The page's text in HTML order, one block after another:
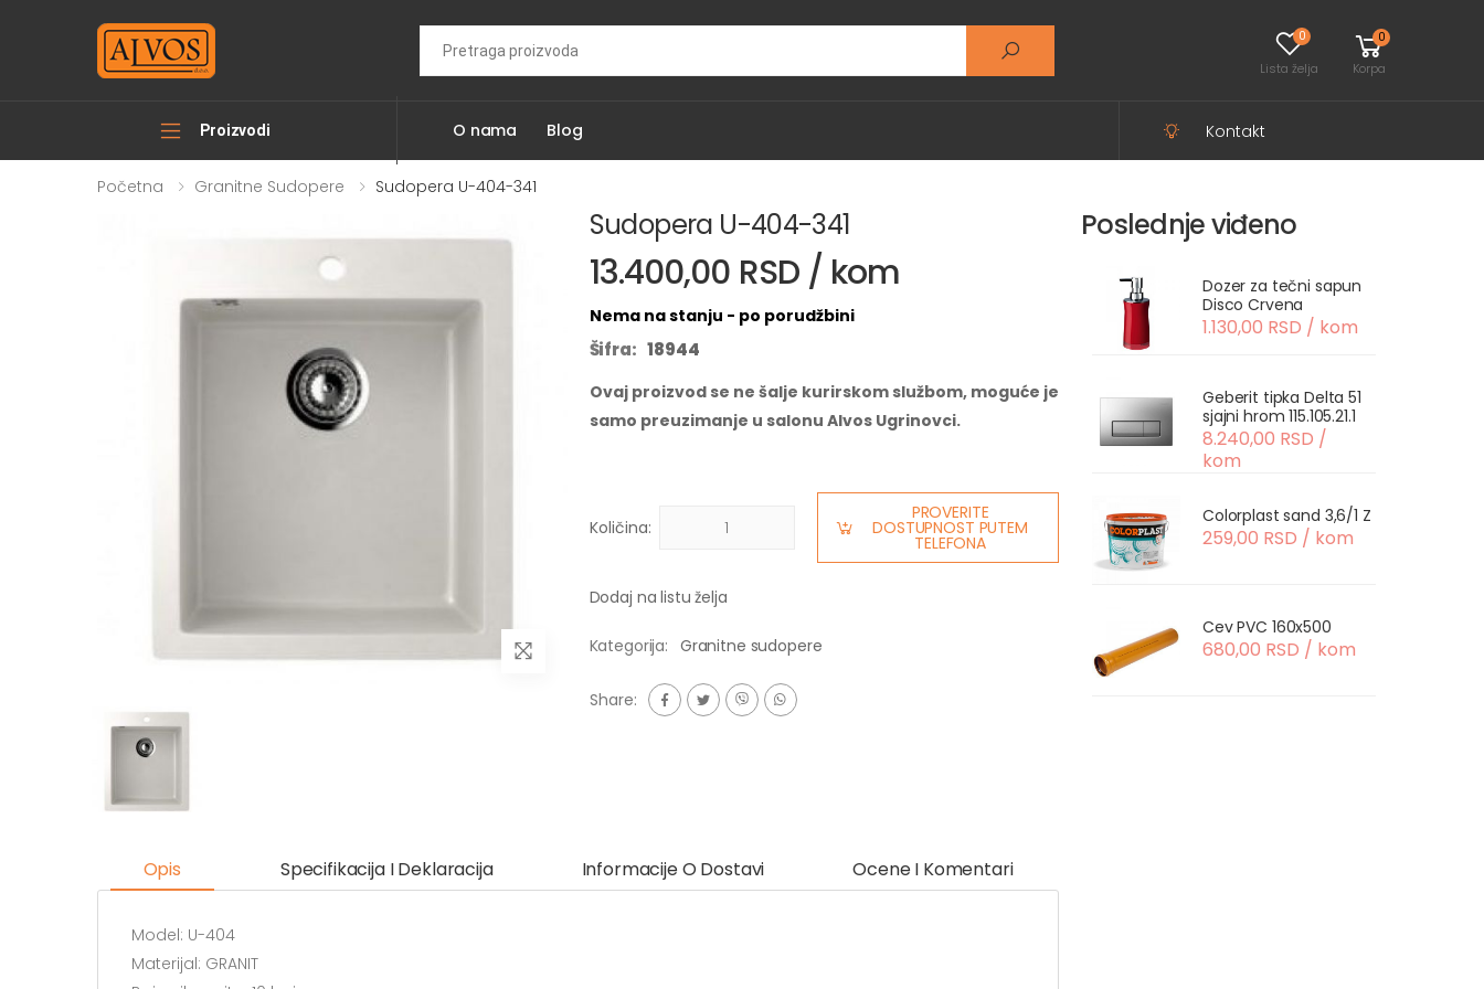
0
Lista želja
0
Korpa
Proizvodi O nama Blog Kontakt
Početna Granitne Sudopere Sudopera U-404-341
Sudopera U-404-341
13.400,00 RSD / kom
Nema na stanju - po porudžbini
Šifra: 18944
Ovaj proizvod se ne šalje kurirskom službom, moguće je
samo preuzimanje u salonu Alvos Ugrinovci.
Količina:
PROVERITE
DOSTUPNOST PUTEM
TELEFONA
Dodaj na listu želja
Kategorija: Granitne sudopere
Share:
Opis Specifikacija I Deklaracija Informacije O Dostavi Ocene I Komentari
Model: U-404
Materijal: GRANIT
Poslednje viđeno
Dozer za tečni sapun
Disco Crvena
1.130,00 RSD / kom
Geberit tipka Delta 51
sjajni hrom 115.105.21.1
8.240,00 RSD /
kom
Colorplast sand 3,6/1 Z
259,00 RSD / kom
Cev PVC 160x500
680,00 RSD / kom